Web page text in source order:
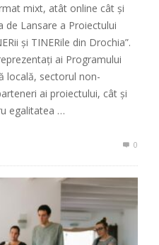
mixt, atât online cât și
de Lansare a Proiectului
și TINERile din Drochia”.
ai Programului
locală, sectorul non-
ai proiectului, cât și
egalitatea …
0